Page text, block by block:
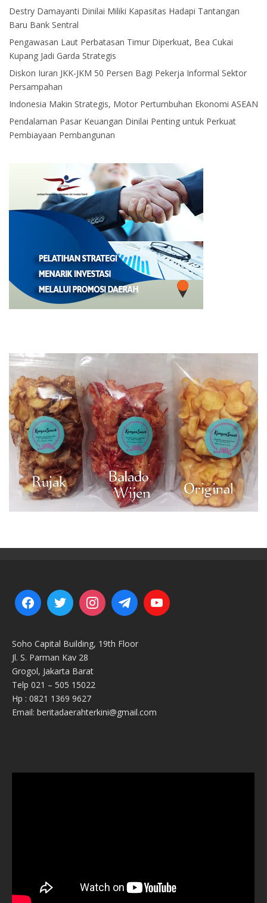
Destry Damayanti Dinilai Miliki Kapasitas Hadapi Tantangan
Baru Bank Sentral
Pengawasan Laut Perbatasan Timur Diperkuat, Bea Cukai
Kupang Jadi Garda Strategis
Diskon Iuran JKK-JKM 50 Persen Bagi Pekerja Informal Sektor
Persampahan
Indonesia Makin Strategis, Motor Pertumbuhan Ekonomi ASEAN
Pendalaman Pasar Keuangan Dinilai Penting untuk Perkuat
Pembiayaan Pembangunan
Soho Capital Building, 19th Floor
Jl. S. Parman Kav 28
Grogol, Jakarta Barat
Telp 021 – 505 15022
Hp : 0821 1369 9627
Email: beritadaerahterkini@gmail.com